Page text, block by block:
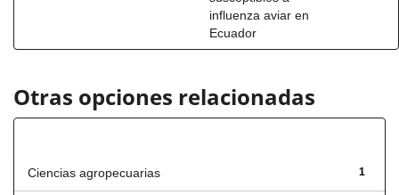
influenza aviar en
Ecuador
Otras opciones relacionadas
1
Ciencias agropecuarias